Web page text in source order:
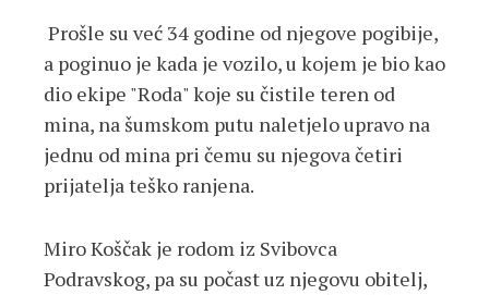
Prošle su već 34 godine od njegove pogibije,
a poginuo je kada je vozilo, u kojem je bio kao
dio ekipe "Roda" koje su čistile teren od
mina, na šumskom putu naletjelo upravo na
jednu od mina pri čemu su njegova četiri
prijatelja teško ranjena.
Miro Koščak je rodom iz Svibovca
Podravskog, pa su počast uz njegovu obitelj,